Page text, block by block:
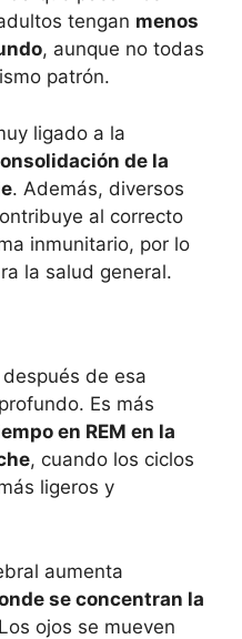
tengan menos
, aunque no todas
patrón.
ligado a la
de la
. Además, diversos
al correcto
inmunitario, por lo
la salud general.
de esa
Es más
en REM en la
, cuando los ciclos
ligeros y
aumenta
se concentran la
ojos se mueven